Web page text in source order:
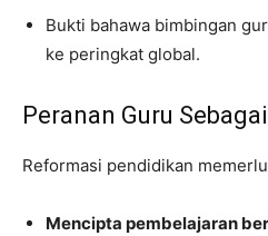
Bukti bahawa bimbingan
ke peringkat global.
Peranan Guru
Reformasi pendidikan
Mencipta pembelajaran